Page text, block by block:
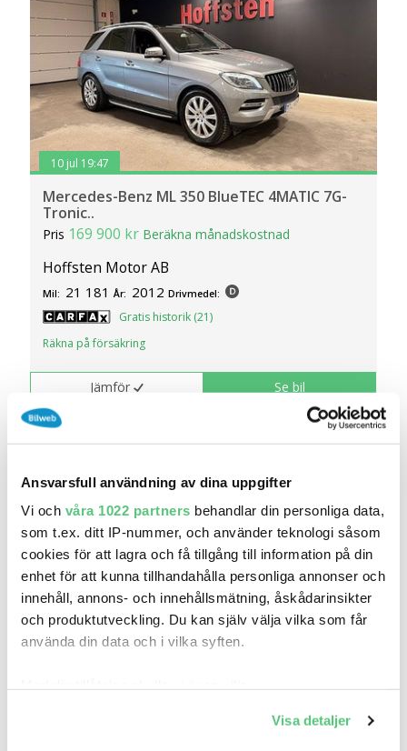
Ansvarsfull användning av dina uppgifter
Vi och våra 1022 partners behandlar din personliga data,
som t.ex. ditt IP-nummer, och använder teknologi såsom
cookies för att lagra och få tillgång till information på din
enhet för att kunna tillhandahålla personliga annonser och
innehåll, annons- och innehållsmätning, åskådarinsikter
och produktutveckling. Du kan själv välja vilka som får
använda din data och i vilka syften.
som kan ha en noggrannhet på upp till flera meter
Visa detaljer
10 jul 19:47
Mercedes-Benz ML 350 BlueTEC 4MATIC 7G-
Tronic..
Pris 169 900 kr Beräkna månadskostnad
Hoffsten Motor AB
Mil: 21 181 År: 2012 Drivmedel:
Gratis historik (21)
Räkna på försäkring
Jämför Se bil
4 jul 08:25
Beräkna månadskostnad